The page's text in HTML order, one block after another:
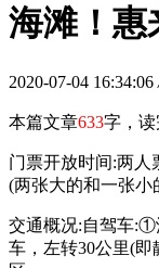
海滩！惠
2020-07-04 16:34:06
本篇文章633字，读
门票开放时间:两人
(两张大的和一张小
交通概况:自驾车:①
车，左转30公里(